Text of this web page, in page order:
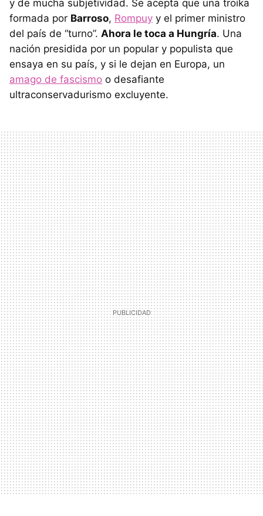
y de mucha subjetividad. Se acepta que una troika
formada por Barroso, Rompuy y el primer ministro
del país de “turno”. Ahora le toca a Hungría. Una
nación presidida por un popular y populista que
ensaya en su país, y si le dejan en Europa, un
amago de fascismo o desafiante
ultraconservadurismo excluyente.